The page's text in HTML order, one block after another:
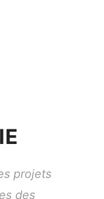
projets
des